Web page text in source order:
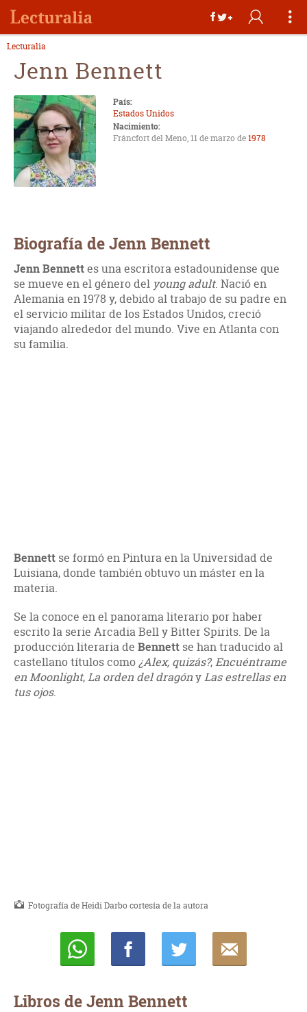
Lecturalia
Jenn Bennett
País:
Estados Unidos
Nacimiento:
Fráncfort del Meno, 11 de marzo de1978
Biografía de Jenn Bennett
Jenn Bennettes una escritora estadounidense que
se mueve en el género del young adult. Nació en
Alemania en 1978 y, debido al trabajo de su padre en
el servicio militar de los Estados Unidos, creció
viajando alrededor del mundo. Vive en Atlanta con
su familia.
Bennett se formó en Pintura en la Universidad de
Luisiana, donde también obtuvo un máster en la
materia.
Se la conoce en el panorama literario por haber
escrito la serie Arcadia Bell y Bitter Spirits. De la
producción literaria de Bennett se han traducido al
castellano títulos como¿Alex, quizás?,Encuéntrame
en Moonlight,La orden del dragónyLas estrellas en
tus ojos.
Fotografía de Heidi Darbo cortesía de la autora
Libros de Jenn Bennett